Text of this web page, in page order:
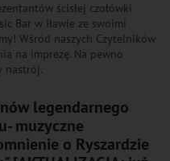
ścisłej czołówki
Bar w Iławie ze swoimi
Wśród naszych Czytelników
na imprezę. Na pewno
nastrój.
legendarnego
muzyczne
o Ryszardzie